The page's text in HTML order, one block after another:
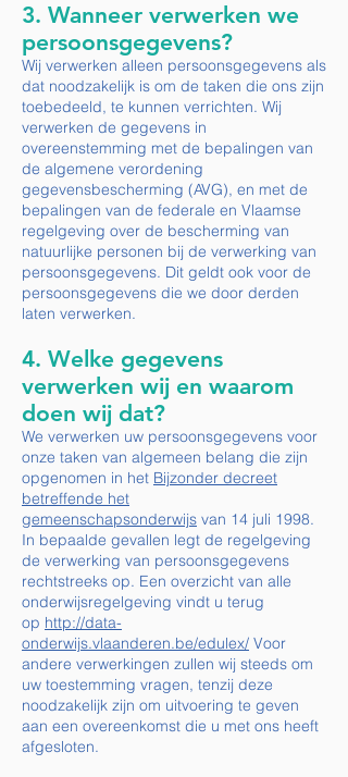
3. Wanneer verwerken we
persoonsgegevens?
Wij verwerken alleen persoonsgegevens als
dat noodzakelijk is om de taken die ons zijn
toebedeeld, te kunnen verrichten. Wij
verwerken de gegevens in
overeenstemming met de bepalingen van
de algemene verordening
gegevensbescherming (AVG), en met de
bepalingen van de federale en Vlaamse
regelgeving over de bescherming van
natuurlijke personen bij de verwerking van
persoonsgegevens. Dit geldt ook voor de
persoonsgegevens die we door derden
laten verwerken.
4. Welke gegevens
verwerken wij en waarom
doen wij dat?
We verwerken uw persoonsgegevens voor
onze taken van algemeen belang die zijn
opgenomen in het Bijzonder decreet
betreffende het
gemeenschapsonderwijs van 14 juli 1998.
In bepaalde gevallen legt de regelgeving
de verwerking van persoonsgegevens
rechtstreeks op. Een overzicht van alle
onderwijsregelgeving vindt u terug
op http://data-
onderwijs.vlaanderen.be/edulex/ Voor
andere verwerkingen zullen wij steeds om
uw toestemming vragen, tenzij deze
noodzakelijk zijn om uitvoering te geven
aan een overeenkomst die u met ons heeft
afgesloten.